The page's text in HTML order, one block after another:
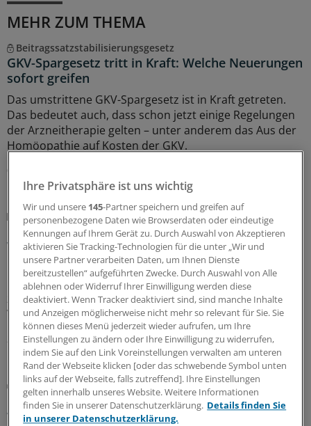
MEHR ZUM THEMA
Beitragssatzstabilisierungsgesetz
GKV-Spargesetz tritt in Kraft: Welche Neuerungen
sofort greifen
Das umstrittene GKV-Spargesetz ist in Kraft getreten.
Das bedeutet auch, dass schon jetzt einige Regelungen
der Arzneitherapie gelten – unter anderem das Aus der
Homöopathie auf Kosten der GKV.
03.08.2026
Hilfsmittelversorgung
Hörhilfen liegen bei Mehrkosten für gesetzliche
Versicherte ganz vorn
Die Krankenkassen-Variante ohne Aufschlag beim
Hilfsmittel oder noch ein paar Extras dazu mit selbst zu
zahlenden Mehrkosten? Ein GKV-Bericht zeigt, wo die
Versicherten am meisten drauflegen.
27.07.2026
Blankoverordnung
GKV-Spitzenverband fordert, Ergotherapeuten
wirtschaftlich mehr auf die Finger zu schauen
Ihre Privatsphäre ist uns wichtig
Wir und unsere 145-Partner speichern und greifen auf
personenbezogene Daten wie Browserdaten oder eindeutige
Kennungen auf Ihrem Gerät zu. Durch Auswahl von Akzeptieren
aktivieren Sie Tracking-Technologien für die unter „Wir und
unsere Partner verarbeiten Daten, um Ihnen Dienste
bereitzustellen“ aufgeführten Zwecke. Durch Auswahl von Alle
ablehnen oder Widerruf Ihrer Einwilligung werden diese
deaktiviert. Wenn Tracker deaktiviert sind, sind manche Inhalte
und Anzeigen möglicherweise nicht mehr so relevant für Sie. Sie
können dieses Menü jederzeit wieder aufrufen, um Ihre
Einstellungen zu ändern oder Ihre Einwilligung zu widerrufen,
indem Sie auf den Link Voreinstellungen verwalten am unteren
Rand der Webseite klicken [oder das schwebende Symbol unten
links auf der Webseite, falls zutreffend]. Ihre Einstellungen
gelten innerhalb unseres Website. Weitere Informationen
finden Sie in unserer Datenschutzerklärung. Details finden Sie
in unserer Datenschutzerklärung.